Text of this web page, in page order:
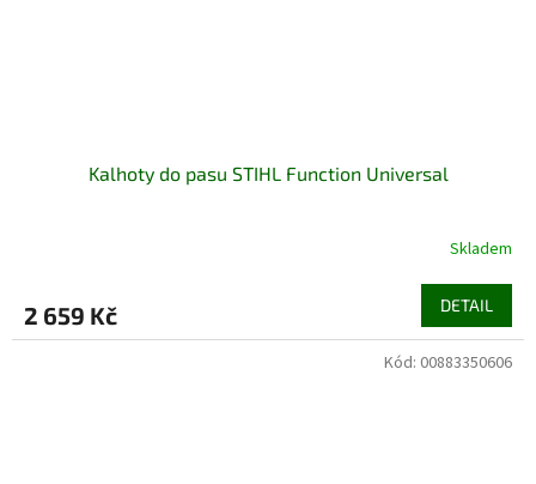
Kalhoty do pasu STIHL Function Universal
Skladem
2 659 Kč DETAIL
Kód: 00883350606